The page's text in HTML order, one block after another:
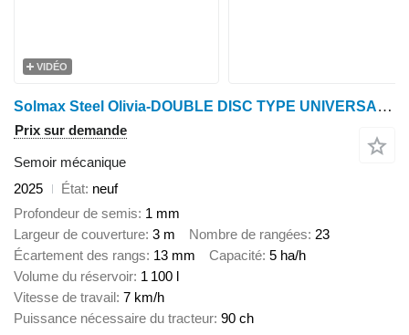
VIDÉO
Solmax Steel Olivia-DOUBLE DISC TYPE UNIVERSAL SEEDER
Prix sur demande
Semoir mécanique
2025
État neuf
Profondeur de semis 1 mm
Largeur de couverture 3 m Nombre de rangées 23
Écartement des rangs 13 mm Capacité 5 ha/h
Volume du réservoir 1 100 l
Vitesse de travail 7 km/h
Puissance nécessaire du tracteur 90 ch